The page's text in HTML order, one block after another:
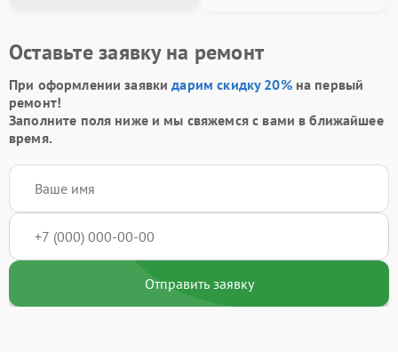
Оставьте заявку на ремонт
При оформлении заявкидарим скидку 20%на первый
ремонт!
Заполните поля ниже и мы свяжемся с вами в ближайшее
время.
Отправить заявку